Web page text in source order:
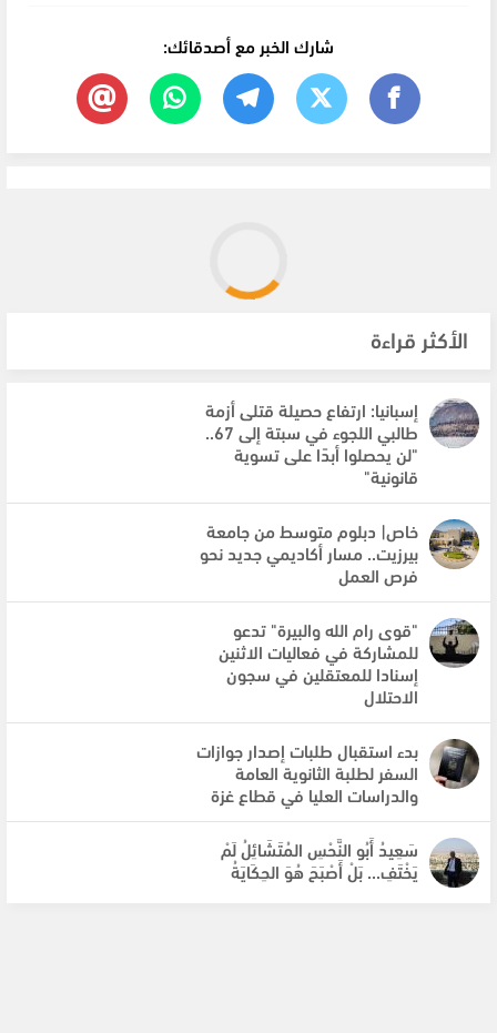
شارك الخبر مع أصدقائك:
الأكثر قراءة
إسبانيا: ارتفاع حصيلة قتلى أزمة
طالبي اللجوء في سبتة إلى 67..
"لن يحصلوا أبدًا على تسوية
قانونية"
خاص| دبلوم متوسط من جامعة
بيرزيت.. مسار أكاديمي جديد نحو
فرص العمل
"قوى رام الله والبيرة" تدعو
للمشاركة في فعاليات الاثنين
إسنادا للمعتقلين في سجون
الاحتلال
بدء استقبال طلبات إصدار جوازات
السفر لطلبة الثانوية العامة
والدراسات العليا في قطاع غزة
سَعِيدُ أَبُو النَّحْسِ المُتَشَائِلُ لَمْ
يَخْتَفِ... بَلْ أَصْبَحَ هُوَ الحِكَايَةُ